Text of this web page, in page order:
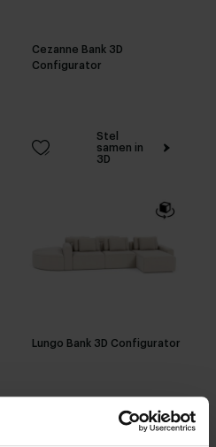
Cezanne Bank 3D
Configurator
Stel
samen in
3D
Lungo Bank 3D Configurator